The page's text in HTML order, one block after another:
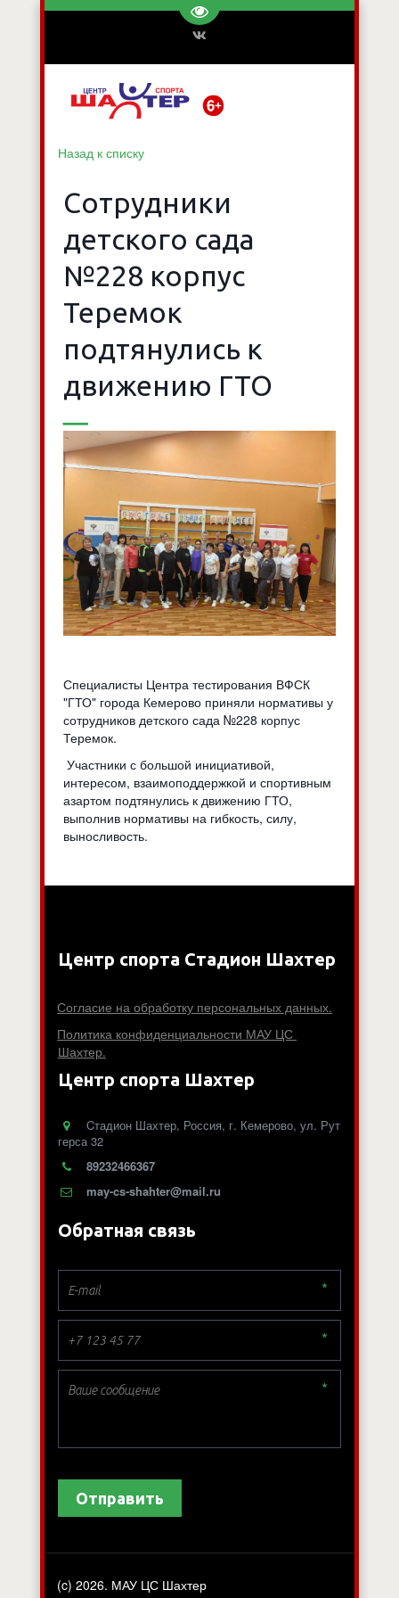
Перейти на версию для
Назад к списку
Сотрудники
детского сада
№228 корпус
Теремок
подтянулись к
движению ГТО
Специалисты Центра тестирования ВФСК
"ГТО" города Кемерово приняли нормативы у
сотрудников детского сада №228 корпус
Теремок.
Участники с большой инициативой,
интересом, взаимоподдержкой и спортивным
азартом подтянулись к движению ГТО,
выполнив нормативы на гибкость, силу,
выносливость.
Центр спорта Стадион Шахтер
Согласие на обработку персональных данных.
Политика конфиденциальности МАУ ЦС
Шахтер.
Центр спорта Шахтер
Cтадион Шахтер, Россия, г. Кемерово, ул. Рут
герса 32
89232466367
may-cs-shahter@mail.ru
Обратная связь
*
*
*
Отправить
(c) 2026. МАУ ЦС Шахтер